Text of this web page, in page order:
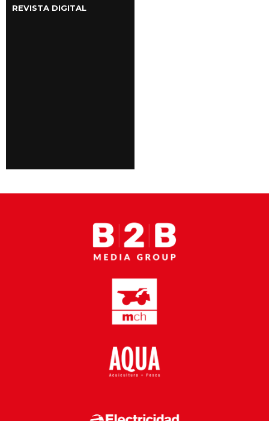
REVISTA DIGITAL